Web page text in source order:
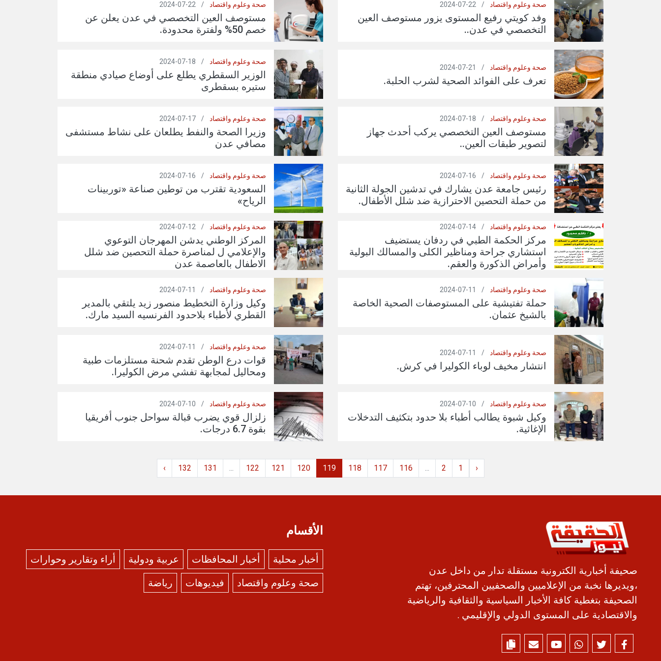
صحة وعلوم واقتصاد /
22-07-2024
وفد كويتي رفيع المستوى يزور مستوصف العين
التخصصي في عدن..
صحة وعلوم واقتصاد /
22-07-2024
مستوصف العين التخصصي في عدن يعلن عن
خصم 50% ولفترة محدودة.
صحة وعلوم واقتصاد /
21-07-2024
تعرف على الفوائد الصحية لشرب الحلبة.
صحة وعلوم واقتصاد /
18-07-2024
الوزير السقطري يطلع على أوضاع صيادي منطقة
ستيره بسقطرى
صحة وعلوم واقتصاد /
18-07-2024
مستوصف العين التخصصي يركب أحدث جهاز
لتصوير طبقات العين..
صحة وعلوم واقتصاد /
17-07-2024
وزيرا الصحة والنفط يطلعان على نشاط مستشفى
مصافي عدن
صحة وعلوم واقتصاد /
16-07-2024
رئيس جامعة عدن يشارك في تدشين الجولة الثانية
من حملة التحصين الاحترازية ضد شلل الأطفال.
صحة وعلوم واقتصاد /
16-07-2024
السعودية تقترب من توطين صناعة «توربينات
الرياح»
صحة وعلوم واقتصاد /
14-07-2024
مركز الحكمة الطبي في ردفان يستضيف
استشاري جراحة ومناظير الكلى والمسالك البولية
وأمراض الذكورة والعقم.
صحة وعلوم واقتصاد /
12-07-2024
المركز الوطني يدشن المهرجان التوعوي
والإعلامي ل لمناصرة حملة التحصين ضد شلل
الاطفال بالعاصمة عدن
صحة وعلوم واقتصاد /
11-07-2024
حملة تفتيشية على المستوصفات الصحية الخاصة
بالشيخ عثمان.
صحة وعلوم واقتصاد /
11-07-2024
وكيل وزارة التخطيط منصور زيد يلتقي بالمدير
القطري لأطباء بلاحدود الفرنسيه السيد مارك.
صحة وعلوم واقتصاد /
11-07-2024
انتشار مخيف لوباء الكوليرا في كرش.
صحة وعلوم واقتصاد /
11-07-2024
قوات درع الوطن تقدم شحنة مستلزمات طبية
ومحاليل لمجابهة تفشي مرض الكوليرا.
صحة وعلوم واقتصاد /
10-07-2024
وكيل شبوة يطالب أطباء بلا حدود بتكثيف التدخلات
الإغاثية.
صحة وعلوم واقتصاد /
10-07-2024
زلزال قوي يضرب قبالة سواحل جنوب أفريقيا
بقوة 6.7 درجات.
‹
1
2
...
116
117
118
119
120
121
122
...
131
132
›
صحيفة أخبارية الكترونية مستقلة تدار من داخل عدن
،ويديرها نخبة من الإعلاميين والصحفيين المحترفين، تهتم
الصحيفة بتغطية كافة الأخبار السياسية والثقافية والرياضية
والاقتصادية على المستوى الدولي والإقليمي .
الأقسام
أخبار محلية أخبار المحافظات عربية ودولية
أراء وتقارير وحوارات
صحة وعلوم واقتصاد
فيديوهات رياضة